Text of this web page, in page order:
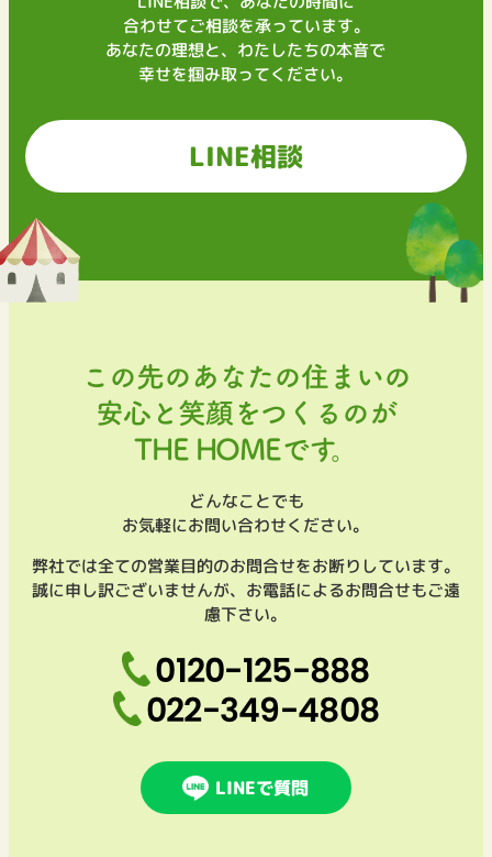
合わせてご相談を承っています。
あなたの理想と、わたしたちの本音で
幸せを掴み取ってください。
LINE相談
この先のあなたの住まいの
安心と笑顔をつくるのが
THE HOMEです。
どんなことでも
お気軽にお問い合わせください。
弊社では全ての営業目的のお問合せをお断りしています。
誠に申し訳ございませんが、お電話によるお問合せもご遠
慮下さい。
0120-125-888
022-349-4808
LINEで質問